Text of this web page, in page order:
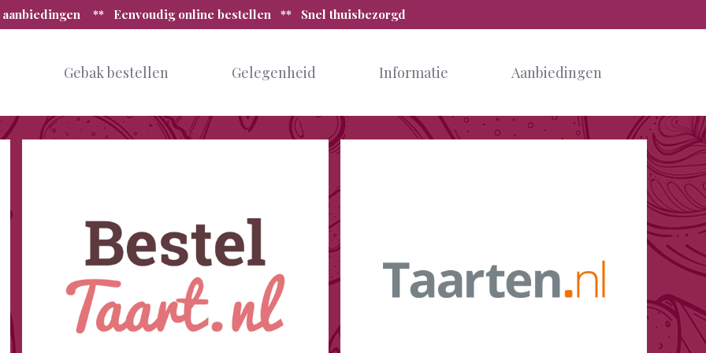
aanbiedingen ** Eenvoudig online bestellen ** Snel thuisbezorgd
Gebak bestellen Gelegenheid Informatie Aanbiedingen